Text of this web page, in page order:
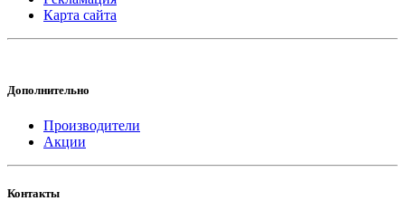
Карта сайта
Дополнительно
Производители
Акции
Контакты